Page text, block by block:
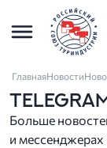
ГлавнаяНовости
Больше
и мессенджерах